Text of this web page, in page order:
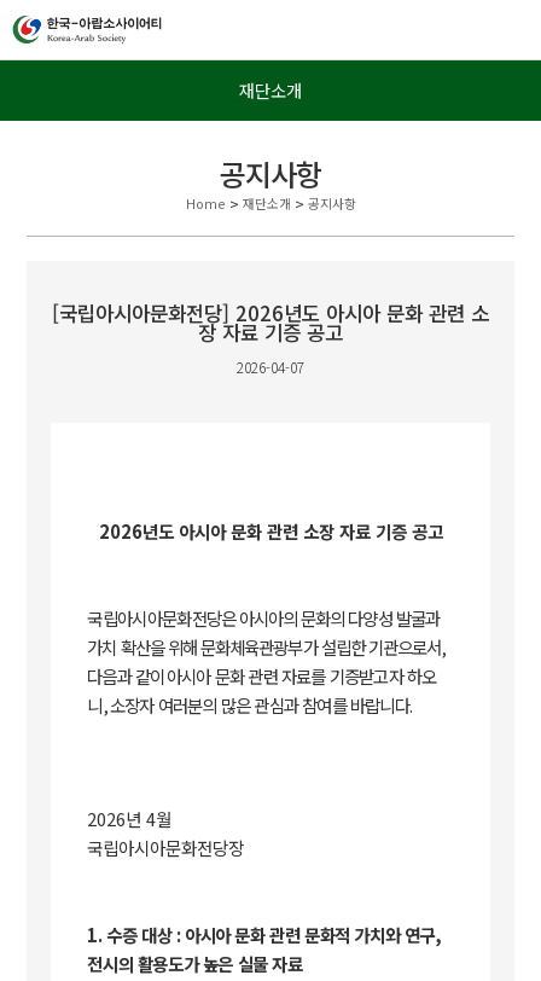
재단소개
공지사항
Home > 재단소개 > 공지사항
[국립아시아문화전당] 2026년도 아시아 문화 관련 소
장 자료 기증 공고
2026-04-07
2026년도 아시아 문화 관련 소장 자료 기증 공고
국립아시아문화전당은아시아의 문화의 다양성 발굴과
가치 확산을 위해 문화체육관광부가 설립한 기관으로서,
다음과 같이아시아 문화 관련 자료를 기증받고자 하오
니,소장자 여러분의 많은 관심과 참여를 바랍니다.
2026년4월
국립아시아문화전당장
1.수증 대상:아시아 문화 관련 문화적 가치와 연구,
전시의 활용도가 높은 실물 자료